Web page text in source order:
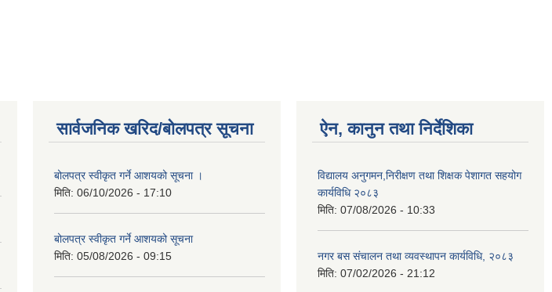
सार्वजनिक खरिद/बोलपत्र सूचना
बोलपत्र स्वीकृत गर्ने आशयको सूचना ।
मिति: 06/10/2026 - 17:10
बोलपत्र स्वीकृत गर्ने आशयको सूचना
मिति: 05/08/2026 - 09:15
ऐन, कानुन तथा निर्देशिका
विद्यालय अनुगमन,निरीक्षण तथा शिक्षक पेशागत सहयोग
कार्यविधि २०८३
मिति: 07/08/2026 - 10:33
नगर बस संचालन तथा व्यवस्थापन कार्यविधि, २०८३
मिति: 07/02/2026 - 21:12